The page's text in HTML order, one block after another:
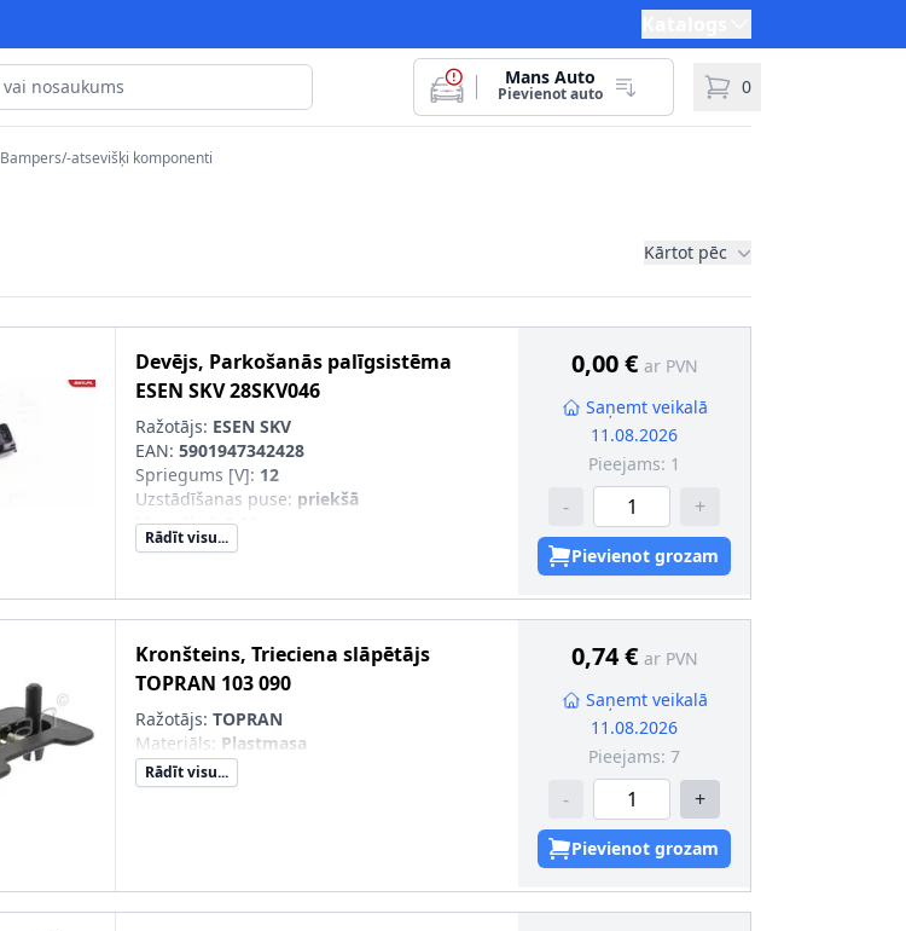
Mans Auto
Pievienot auto 0
Bampers/-atsevišķi komponenti
Kārtot pēc
Devējs, Parkošanās palīgsistēma
ESEN SKV28SKV046
Ražotājs: ESEN SKV
EAN: 5901947342428
Spriegums [V]: 12
Uzstādīšanas puse: priekšā
Masa [kg]:0,02
Ekspluatācijas režīms
Garantija:3 gadu garantija
Jaunā det. obl. jāsal. ar veco det.(īpaši
OE/oriģ. det. Nr.) :
Rādīt visu...
0,00 € ar PVN
Saņemt veikalā
11.08.2026
Pieejams: 1
- +
Pievienot grozam
Kronšteins, Trieciena slāpētājs
TOPRAN 103 090
Ražotājs: TOPRAN
Materiāls: Plastmasa
Rādīt visu...
0,74 € ar PVN
Saņemt veikalā
11.08.2026
Pieejams: 7
- +
Pievienot grozam